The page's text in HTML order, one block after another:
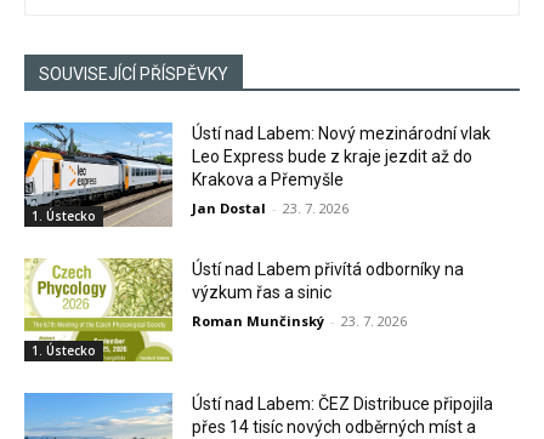
SOUVISEJÍCÍ PŘÍSPĚVKY
1. Ústecko
Ústí nad Labem: Nový mezinárodní vlak
Leo Express bude z kraje jezdit až do
Krakova a Přemyšle
Jan Dostal - 23. 7. 2026
1. Ústecko
Ústí nad Labem přivítá odborníky na
výzkum řas a sinic
Roman Munčinský - 23. 7. 2026
Ústí nad Labem: ČEZ Distribuce připojila
přes 14 tisíc nových odběrných míst a